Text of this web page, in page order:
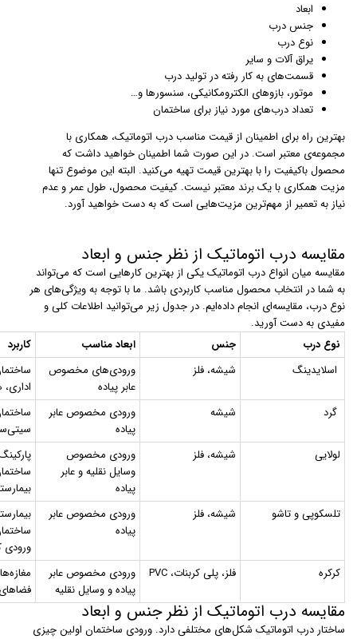
ابعاد
جنس درب
نوع درب
یراق آلات و سایر
قسمت‌های به کار رفته در تولید درب
موتور،‌ بازوهای الکترومکانیکی، سنسورها و…
تعداد درب‌های مورد نیاز برای ساختمان
بهترین راه برای اطمینان از قیمت مناسب درب اتوماتیک، همکاری با
مجموعه‌ی معتبر است. در این صورت شما اطمینان خواهید داشت که
محصول باکیفیت را با بهترین قیمت تهیه می‌کنید. البته این موضوع تنها
مزیت همکاری با یک برند معتبر نیست. کیفیت محصول، طول عمر و عدم
نیاز به تعمیر از مهم‌ترین مزیت‌هایی است که به دست خواهید آورد.
مقایسه درب اتوماتیک از نظر جنس و ابعاد
مقایسه میان انواع درب اتوماتیک یکی از بهترین کارهایی است که می‌تواند
به شما در انتخاب محصول مناسب کاربردی باشد. ما با توجه به ویژگی‌های هر
نوع درب، مقایسه‌ای انجام داده‌ایم. در جدول زیر می‌توانید اطلاعات کلی و
مفیدی به دست آورید.
نوع درب
جنس ابعاد مناسب
کاربرد
اسلایدینگ
شیشه، فلز
ورودی‌های مخصوص
عابر پیاده
گرد
شیشه
ورودی مخصوص عابر
پیاده
لولایی
شیشه، فلز
ورودی مخصوص
وسایل نقلیه و عابر
پیاده
تلسکوپی و تاشو
شیشه، فلز
ورودی مخصوص عابر
پیاده
ورودی
کرکره
فلز، پلی کربنات، PVC
ورودی مخصوص عابر
پیاده و وسایل نقلیه
مقایسه درب اتوماتیک از نظر جنس و ابعاد
ساختار درب اتوماتیک شکل‌های مختلفی دارد. ورودی ساختمان اولین چیزی